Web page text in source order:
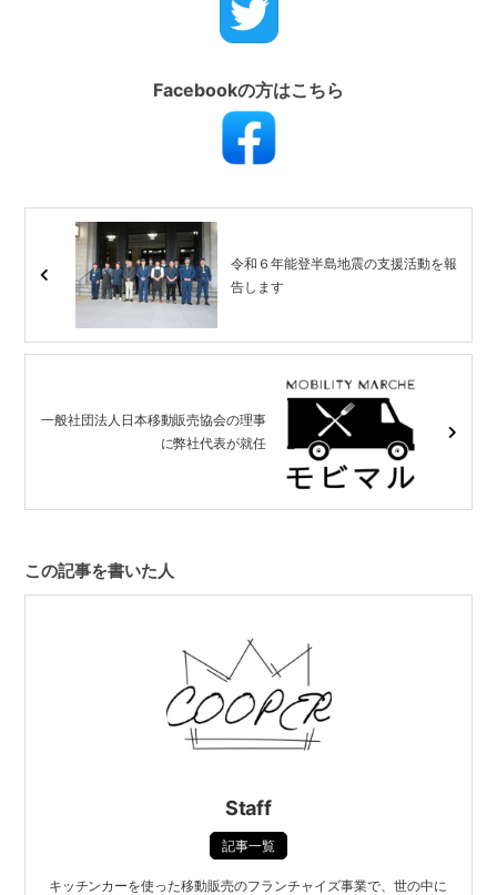
Facebookの方はこちら
令和６年能登半島地震の支援活動を報
告します
一般社団法人日本移動販売協会の理事
に弊社代表が就任
この記事を書いた人
Staff
記事一覧
キッチンカーを使った移動販売のフランチャイズ事業で、世の中に